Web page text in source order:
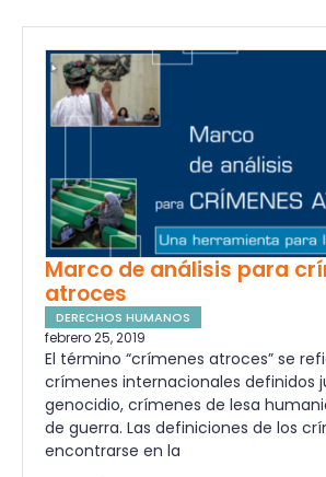
Marco de análisis para
atroces
DERECHOS HUMANOS
febrero 25, 2019
El término “crímenes atroces” se
crímenes internacionales definidos
genocidio, crímenes de lesa
de guerra. Las definiciones de los
encontrarse en la